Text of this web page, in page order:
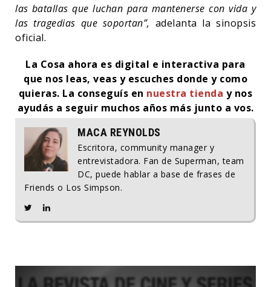
las batallas que luchan para mantenerse con vida y
las tragedias que soportan”, adelanta la sinopsis
oficial.
La Cosa ahora es digital e interactiva para
que nos leas, veas y escuches donde y como
quieras. La conseguís en nuestra tienda y nos
ayudás a seguir muchos años más junto a vos.
MACA REYNOLDS
Escritora, community manager y
entrevistadora. Fan de Superman, team
DC, puede hablar a base de frases de
Friends o Los Simpson.